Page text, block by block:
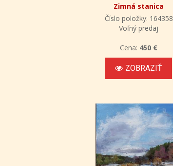
Zimná stanica
Číslo položky: 164358
Voľný predaj
Cena: 450 €
ZOBRAZIŤ